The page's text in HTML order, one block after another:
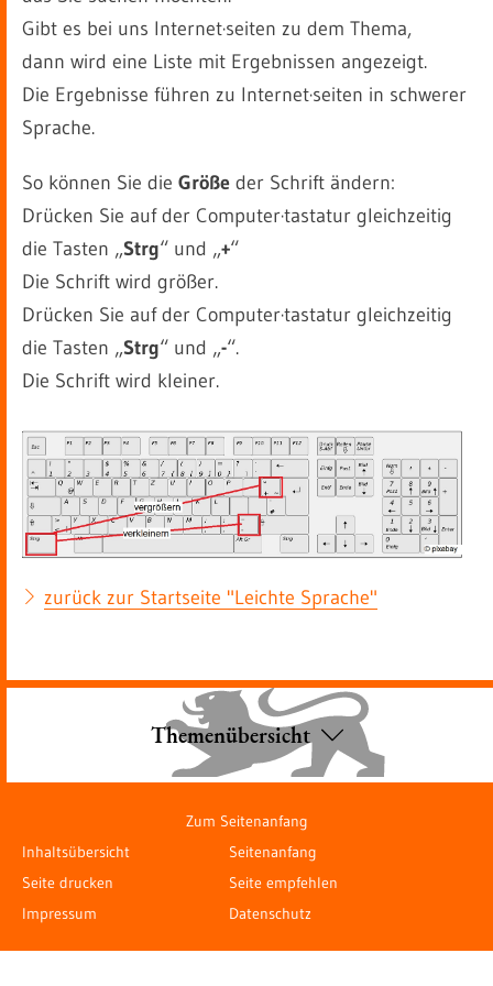
Gibt es bei uns Internet·seiten zu dem Thema,
dann wird eine Liste mit Ergebnissen angezeigt.
Die Ergebnisse führen zu Internet·seiten in schwerer
Sprache.
So können Sie die Größe der Schrift ändern:
Drücken Sie auf der Computer·tastatur gleichzeitig
die Tasten „Strg“ und „+“
Die Schrift wird größer.
Drücken Sie auf der Computer·tastatur gleichzeitig
die Tasten „Strg“ und „-“.
Die Schrift wird kleiner.
zurück zur Startseite "Leichte Sprache"
Themenübersicht
Zum Seitenanfang
Inhaltsübersicht
Seitenanfang
Seite drucken
Seite empfehlen
Impressum
Datenschutz